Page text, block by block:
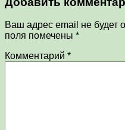
Ваш адрес email не будет
поля помечены *
Комментарий *